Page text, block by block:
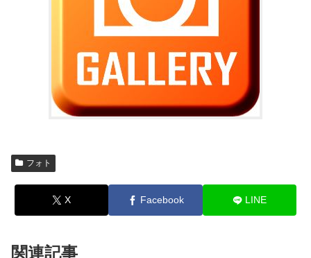
フォト
X Facebook LINE
関連記事